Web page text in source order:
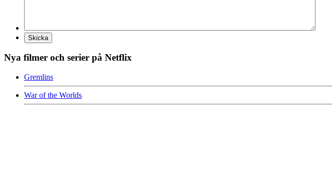
Nya filmer och serier på Netflix
Gremlins
War of the Worlds